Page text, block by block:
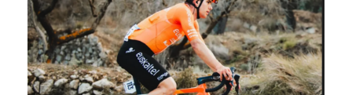
datuen atalean. Edozein unetan alda edo ken dezakezu
zure baimena Cookieen adierazpenean.
Webgune honek cookie propioak eta hirugarrenen cookie-
fitxategiak erabiltzen ditu. Zure esperientzia eta